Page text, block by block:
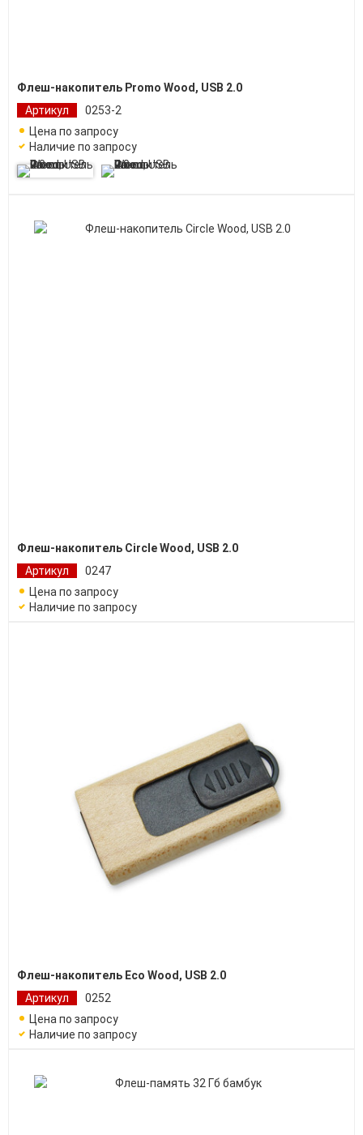
Флеш-накопитель Promo Wood, USB 2.0
Артикул
0253-2
Цена по запросу
Наличие по запросу
Флеш-накопитель Circle Wood, USB 2.0
Артикул
0247
Цена по запросу
Наличие по запросу
Флеш-накопитель Eco Wood, USB 2.0
Артикул
0252
Цена по запросу
Наличие по запросу